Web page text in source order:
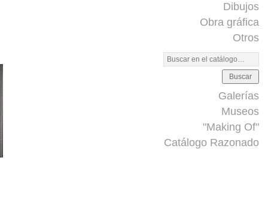
Dibujos
Obra gráfica
Otros
Buscar
Galerías
Museos
"Making Of"
Catálogo Razonado